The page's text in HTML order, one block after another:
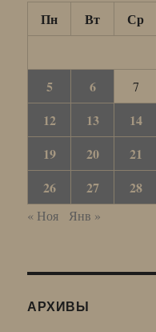
Пн Вт Ср
5
6 7
12
13 14
19
20 21
26
27 28
« Ноя Янв »
АРХИВЫ